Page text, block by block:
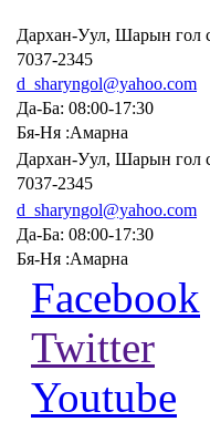
Дархан-Уул, Шарын гол
7037-2345
d_sharyngol@yahoo.com
Да-Ба: 08:00-17:30
Бя-Ня :Амарна
Дархан-Уул, Шарын гол
7037-2345
d_sharyngol@yahoo.com
Да-Ба: 08:00-17:30
Бя-Ня :Амарна
Facebook
Twitter
Youtube